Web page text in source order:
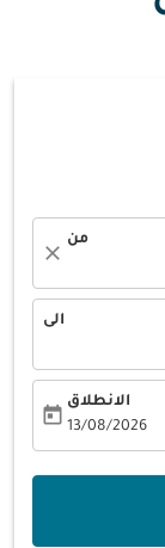
من
close
الى
الانطلاق
13/08/2026
today